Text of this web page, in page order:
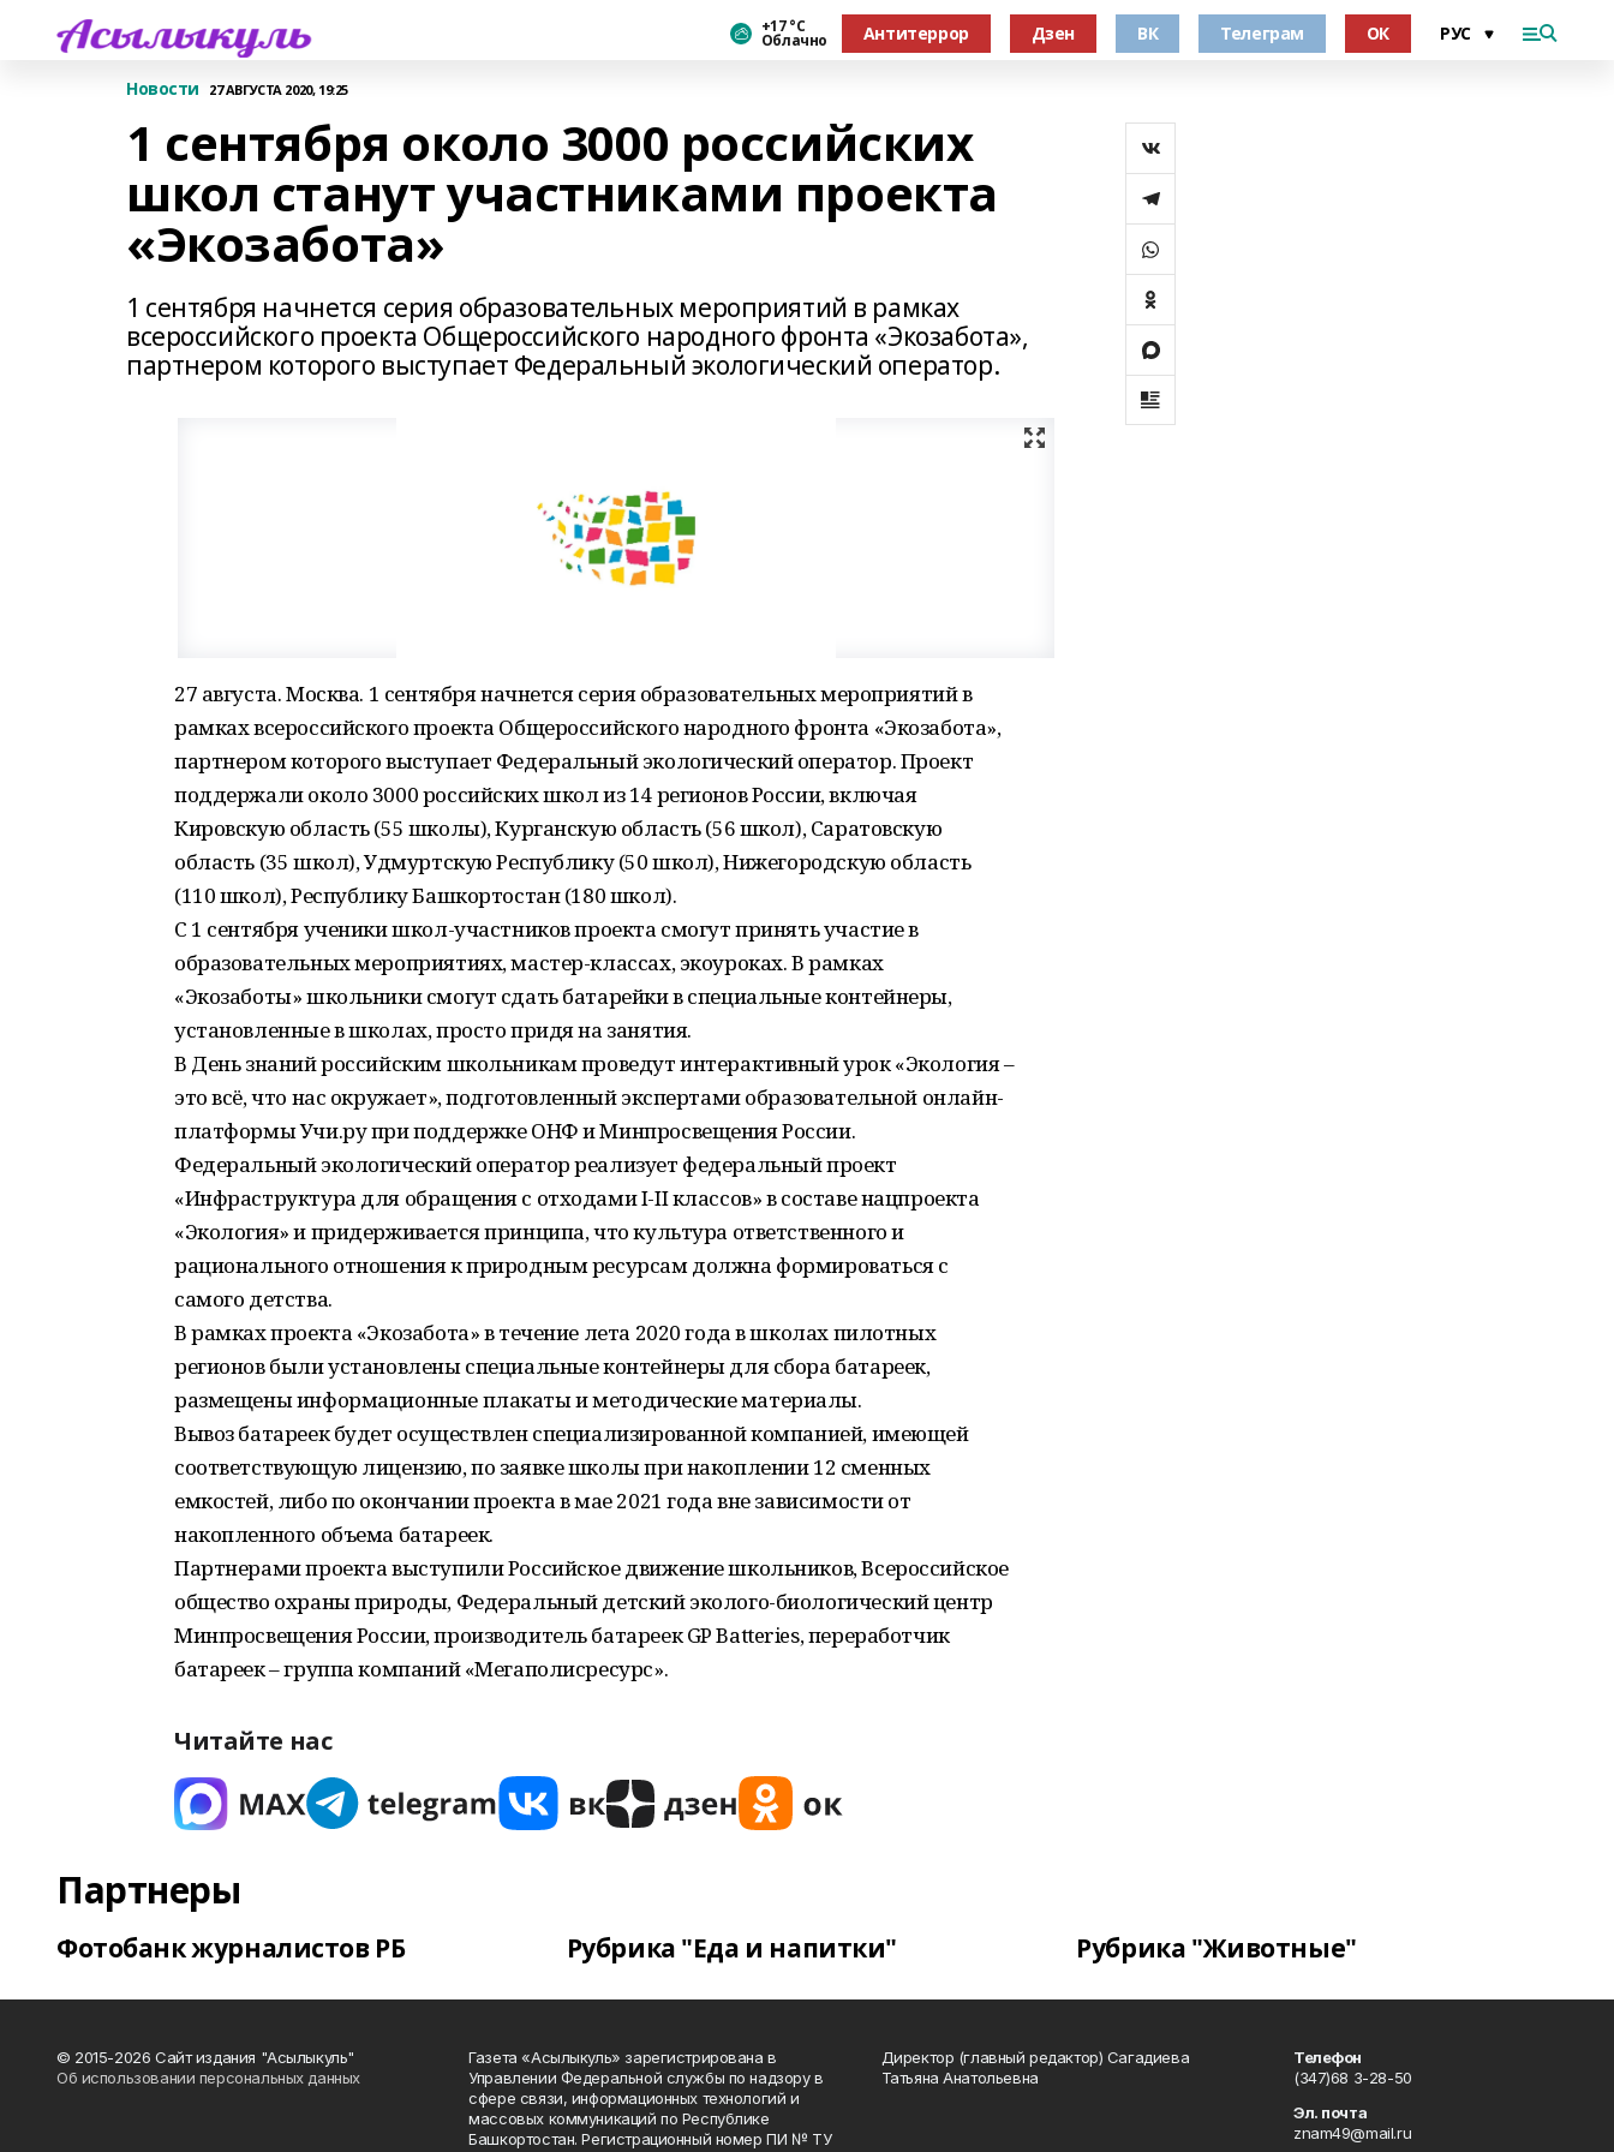
+17 °С
Облачно Антитеррор Дзен ВК Телеграм ОК
Новости 27 АВГУСТА 2020, 19:25
1 сентября около 3000 российских
школ станут участниками проекта
«Экозабота»
1 сентября начнется серия образовательных мероприятий в рамках
всероссийского проекта Общероссийского народного фронта «Экозабота»,
партнером которого выступает Федеральный экологический оператор.
27 августа. Москва. 1 сентября начнется серия образовательных мероприятий в
рамках всероссийского проекта Общероссийского народного фронта «Экозабота»,
партнером которого выступает Федеральный экологический оператор. Проект
поддержали около 3000 российских школ из 14 регионов России, включая
Кировскую область (55 школы), Курганскую область (56 школ), Саратовскую
область (35 школ), Удмуртскую Республику (50 школ), Нижегородскую область
(110 школ), Республику Башкортостан (180 школ).
С 1 сентября ученики школ-участников проекта смогут принять участие в
образовательных мероприятиях, мастер-классах, экоуроках. В рамках
«Экозаботы» школьники смогут сдать батарейки в специальные контейнеры,
установленные в школах, просто придя на занятия.
В День знаний российским школьникам проведут интерактивный урок «Экология –
это всё, что нас окружает», подготовленный экспертами образовательной онлайн-
платформы Учи.ру при поддержке ОНФ и Минпросвещения России.
Федеральный экологический оператор реализует федеральный проект
«Инфраструктура для обращения с отходами I-II классов» в составе нацпроекта
«Экология» и придерживается принципа, что культура ответственного и
рационального отношения к природным ресурсам должна формироваться с
самого детства.
В рамках проекта «Экозабота» в течение лета 2020 года в школах пилотных
регионов были установлены специальные контейнеры для сбора батареек,
размещены информационные плакаты и методические материалы.
Вывоз батареек будет осуществлен специализированной компанией, имеющей
соответствующую лицензию, по заявке школы при накоплении 12 сменных
емкостей, либо по окончании проекта в мае 2021 года вне зависимости от
накопленного объема батареек.
Партнерами проекта выступили Российское движение школьников, Всероссийское
общество охраны природы, Федеральный детский эколого-биологический центр
Минпросвещения России, производитель батареек GP Batteries, переработчик
батареек – группа компаний «Мегаполисресурс».
Читайте нас
Партнеры
Фотобанк журналистов РБ Рубрика "Еда и напитки" Рубрика "Животные"
© 2015-2026 Сайт издания "Асылыкуль"
Об использовании персональных данных
Газета «Асылыкуль» зарегистрирована в
Управлении Федеральной службы по надзору в
сфере связи, информационных технологий и
массовых коммуникаций по Республике
Башкортостан. Регистрационный номер ПИ № ТУ
Директор (главный редактор) Сагадиева
Татьяна Анатольевна
Телефон
(347)68 3-28-50
Эл. почта
znam49@mail.ru